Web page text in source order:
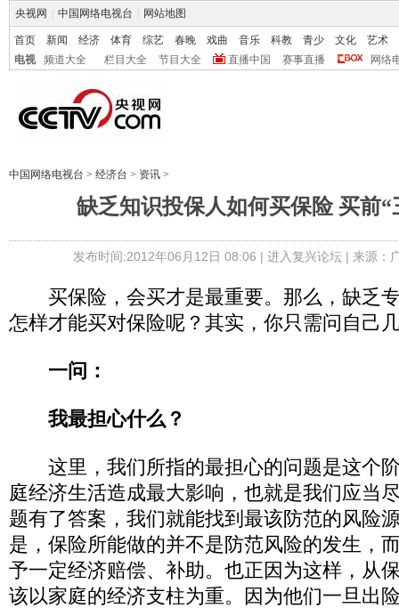
央视网 中国网络电视台 网站地图
首页 新闻 经济 体育 综艺 春晚 戏曲 音乐 科教 青少 文化
艺术
电视
频道大全 栏目大全 节目大全 直播中国 赛事直播 网络
中国网络电视台 > 经济台 > 资讯 >
缺乏知识投保人如何买保险 买前“
发布时间:2012年06月12日 08:06 | 进入复兴论坛| 来源：
买保险，会买才是最重要。那么，缺乏
怎样才能买对保险呢？其实，你只需问自己
一问：
我最担心什么？
这里，我们所指的最担心的问题是这个
庭经济生活造成最大影响，也就是我们应当
题有了答案，我们就能找到最该防范的风险
是，保险所能做的并不是防范风险的发生，
予一定经济赔偿、补助。也正因为这样，从
该以家庭的经济支柱为重。因为他们一旦出